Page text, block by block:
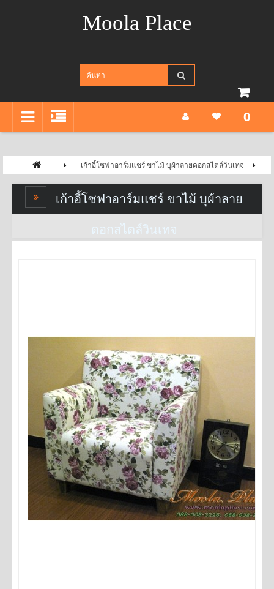
Moola Place
0
เก้าอี้โซฟาอาร์มแชร์ ขาไม้ บุผ้าลายดอกสไตล์วินเทจ
เก้าอี้โซฟาอาร์มแชร์ ขาไม้ บุผ้าลาย
ดอกสไตล์วินเทจ